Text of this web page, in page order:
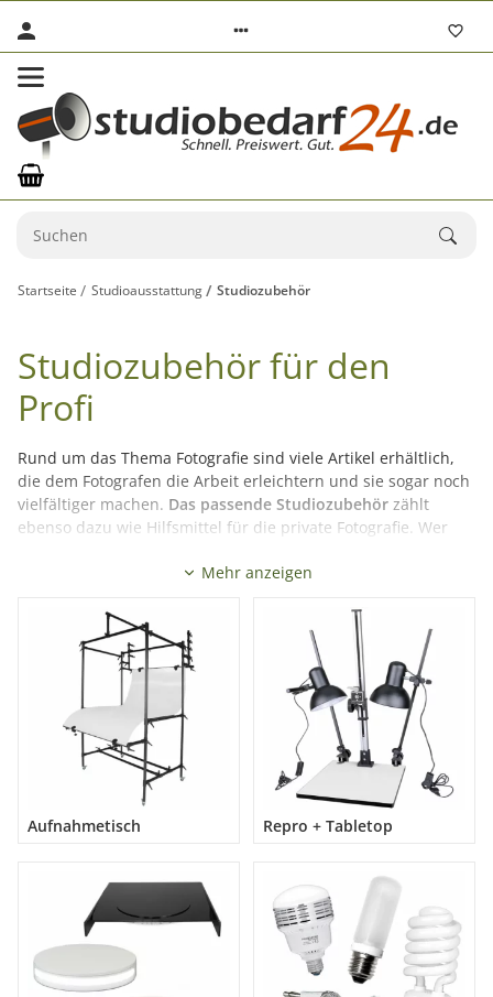
Startseite Studioausstattung Studiozubehör
Studiozubehör für den
Profi
Rund um das Thema Fotografie sind viele Artikel erhältlich,
die dem Fotografen die Arbeit erleichtern und sie sogar noch
vielfältiger machen. Das passende Studiozubehör zählt
ebenso dazu wie Hilfsmittel für die private Fotografie. Wer
eine oder sogar mehrere Kameras, sondern auch
zum Beispiel neben vielen weiteren Produkten
Lichtformer in verschiedenen Formen und
Ausführungen, so dass Ihre Ausstattung ganz nach Bedarf
individuell ausgesucht werden kann.
Mehr lesen
Mehr anzeigen
Aufnahmetisch Repro + Tabletop